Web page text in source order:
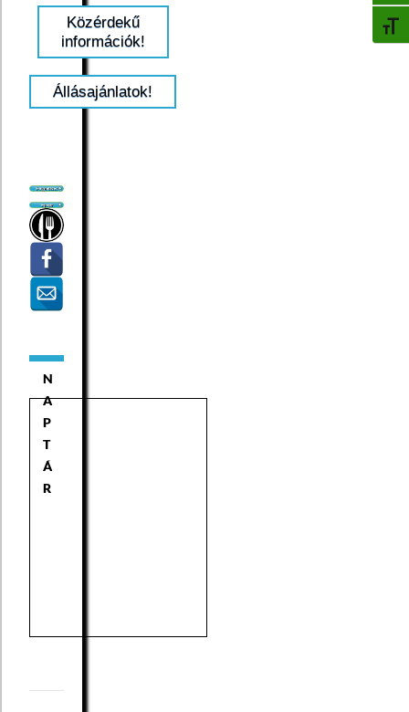
Közérdekű
információk!
Állásajánlatok!
N
A
P
T
Á
R